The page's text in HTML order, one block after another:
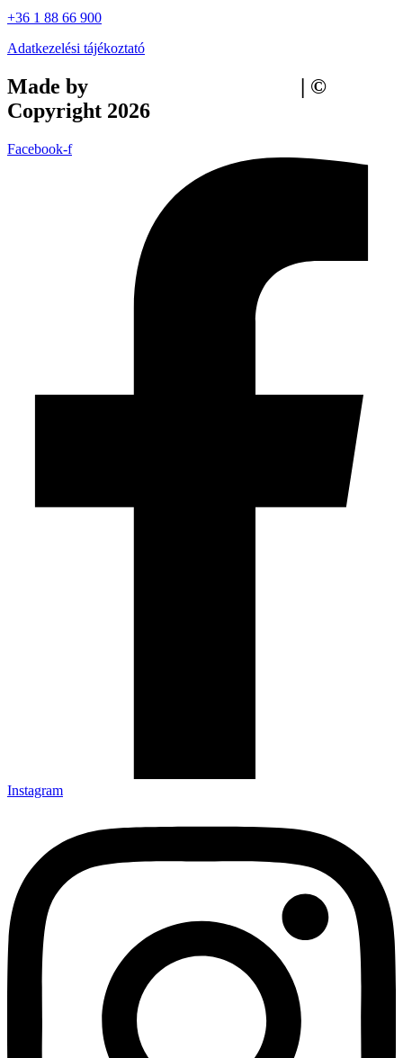
+36 1 88 66 900
Adatkezelési tájékoztató
Made by
| ©
Copyright 2026
Facebook-f
Instagram